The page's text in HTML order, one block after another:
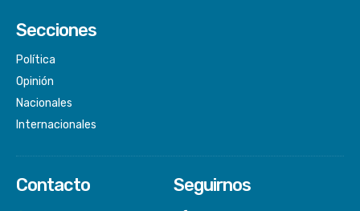
Secciones
Política
Opinión
Nacionales
Internacionales
Contacto Seguirnos